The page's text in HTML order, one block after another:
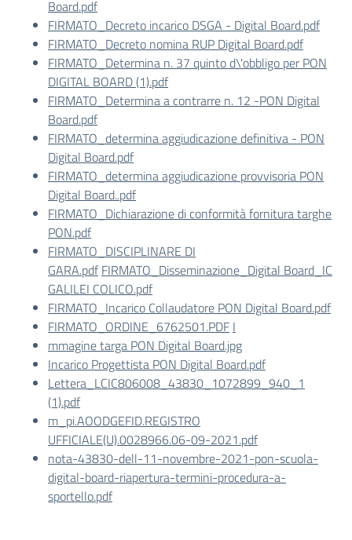
Board.pdf
FIRMATO_Decreto incarico DSGA - Digital Board.pdf
FIRMATO_Decreto nomina RUP Digital Board.pdf
FIRMATO_Determina n. 37 quinto d\'obbligo per PON
DIGITAL BOARD (1).pdf
FIRMATO_Determina a contrarre n. 12 -PON Digital
Board.pdf
FIRMATO_determina aggiudicazione definitiva - PON
Digital Board.pdf
FIRMATO_determina aggiudicazione provvisoria PON
Digital Board..pdf
FIRMATO_Dichiarazione di conformità fornitura targhe
PON.pdf
FIRMATO_DISCIPLINARE DI
GARA.pdf FIRMATO_Disseminazione_Digital Board_IC
GALILEI COLICO.pdf
FIRMATO_Incarico Collaudatore PON Digital Board.pdf
FIRMATO_ORDINE_6762501.PDF I
mmagine targa PON Digital Board.jpg
Incarico Progettista PON Digital Board.pdf
Lettera_LCIC806008_43830_1072899_940_1
(1).pdf
m_pi.AOODGEFID.REGISTRO
UFFICIALE(U).0028966.06-09-2021.pdf
nota-43830-dell-11-novembre-2021-pon-scuola-
digital-board-riapertura-termini-procedura-a-
sportello.pdf